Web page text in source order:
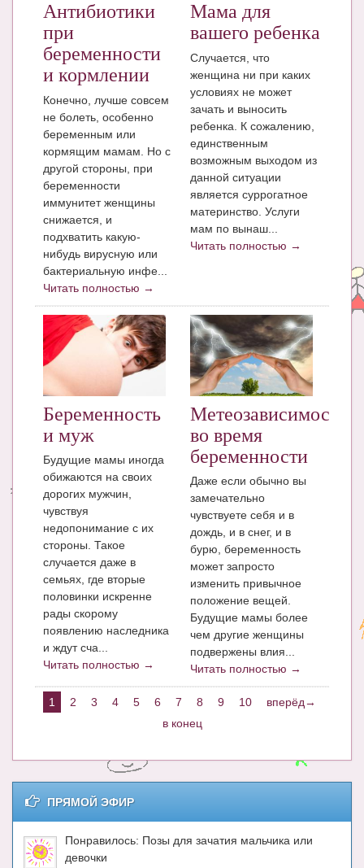
Антибиотики
при
беременности
и кормлении
Конечно, лучше совсем
не болеть, особенно
беременным или
кормящим мамам. Но с
другой стороны, при
беременности
иммунитет женщины
снижается, и
подхватить какую-
нибудь вирусную или
бактериальную инфе...
Читать полностью →
Мама для
вашего ребенка
Случается, что
женщина ни при каких
условиях не может
зачать и выносить
ребенка. К сожалению,
единственным
возможным выходом из
данной ситуации
является суррогатное
материнство. Услуги
мам по вынаш...
Читать полностью →
Беременность
и муж
Будущие мамы иногда
обижаются на своих
дорогих мужчин,
чувствуя
недопонимание с их
стороны. Такое
случается даже в
семьях, где вторые
половинки искренне
рады скорому
появлению наследника
и ждут сча...
Читать полностью →
Метеозависимость
во время
беременности
Даже если обычно вы
замечательно
чувствуете себя и в
дождь, и в снег, и в
бурю, беременность
может запросто
изменить привычное
положение вещей.
Будущие мамы более
чем другие женщины
подвержены влия...
Читать полностью →
1 2 3 4 5 6 7 8 9 10
вперёд→
в конец
ПРЯМОЙ ЭФИР
Понравилось: Позы для зачатия мальчика или
девочки